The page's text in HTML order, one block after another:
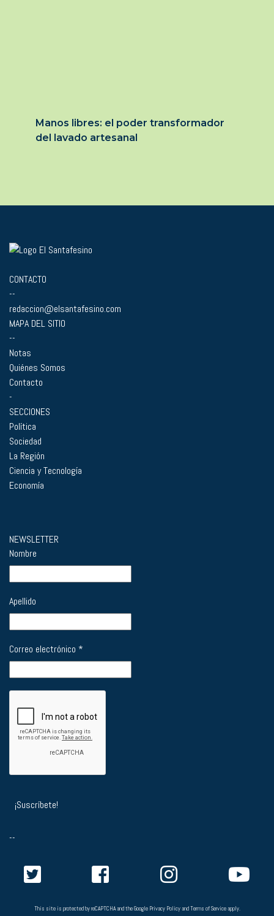
Manos libres: el poder transformador
del lavado artesanal
CONTACTO
--
redaccion@elsantafesino.com
MAPA DEL SITIO
--
Notas
Quiénes Somos
Contacto
-
SECCIONES
Política
Sociedad
La Región
Ciencia y Tecnología
Economía
NEWSLETTER
Nombre
Apellido
Correo electrónico *
--
This site is protected by reCAPTCHA and the Google Privacy PolicyandTerms of Serviceapply.